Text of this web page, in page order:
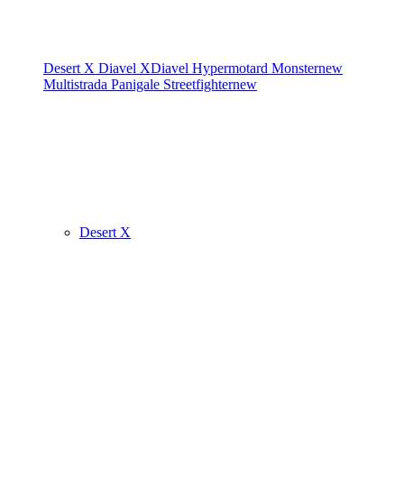
Desert X Diavel XDiavel Hypermotard Monsternew
Multistrada Panigale Streetfighternew
Desert X